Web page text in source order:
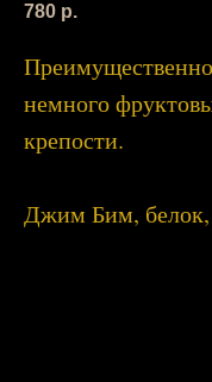
780 р.
немного
крепости.
Джим Бим, белок,